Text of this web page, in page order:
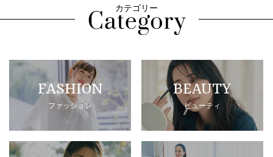
カテゴリー
FASHION
ファッション
BEAUTY
ビューティ